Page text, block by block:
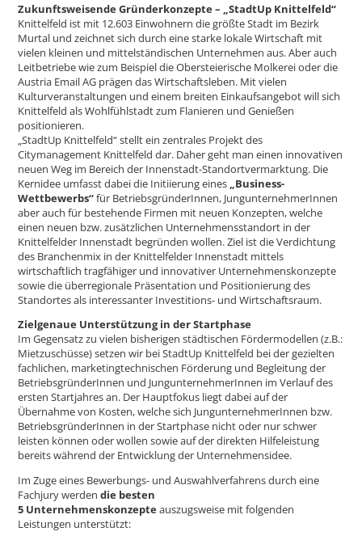
Zukunftsweisende Gründerkonzepte – „StadtUp Knittelfeld“
Knittelfeld ist mit 12.603 Einwohnern die größte Stadt im Bezirk
Murtal und zeichnet sich durch eine starke lokale Wirtschaft mit
vielen kleinen und mittelständischen Unternehmen aus. Aber auch
Leitbetriebe wie zum Beispiel die Obersteierische Molkerei oder die
Austria Email AG prägen das Wirtschaftsleben. Mit vielen
Kulturveranstaltungen und einem breiten Einkaufsangebot will sich
Knittelfeld als Wohlfühlstadt zum Flanieren und Genießen
positionieren.
„StadtUp Knittelfeld“ stellt ein zentrales Projekt des
Citymanagement Knittelfeld dar. Daher geht man einen innovativen
neuen Weg im Bereich der Innenstadt-Standortvermarktung. Die
Kernidee umfasst dabei die Initiierung eines „Business-
Wettbewerbs“für BetriebsgründerInnen, JungunternehmerInnen
aber auch für bestehende Firmen mit neuen Konzepten, welche
einen neuen bzw. zusätzlichen Unternehmensstandort in der
Knittelfelder Innenstadt begründen wollen. Ziel ist die Verdichtung
des Branchenmix in der Knittelfelder Innenstadt mittels
wirtschaftlich tragfähiger und innovativer Unternehmenskonzepte
sowie die überregionale Präsentation und Positionierung des
Standortes als interessanter Investitions- und Wirtschaftsraum.
Zielgenaue Unterstützung in der Startphase
Im Gegensatz zu vielen bisherigen städtischen Fördermodellen (z.B.:
Mietzuschüsse) setzen wir bei StadtUp Knittelfeld bei der gezielten
fachlichen, marketingtechnischen Förderung und Begleitung der
BetriebsgründerInnen und JungunternehmerInnen im Verlauf des
ersten Startjahres an. Der Hauptfokus liegt dabei auf der
Übernahme von Kosten, welche sich JungunternehmerInnen bzw.
BetriebsgründerInnen in der Startphase nicht oder nur schwer
leisten können oder wollen sowie auf der direkten Hilfeleistung
bereits während der Entwicklung der Unternehmensidee.
Im Zuge eines Bewerbungs- und Auswahlverfahrens durch eine
Fachjury werdendie besten
5 Unternehmenskonzepteauszugsweise mit folgenden
Leistungen unterstützt: